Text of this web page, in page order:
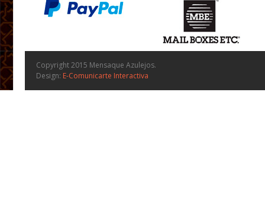
Copyright 2015 Mensaque Azulejos.
Design: E-Comunicarte Interactiva